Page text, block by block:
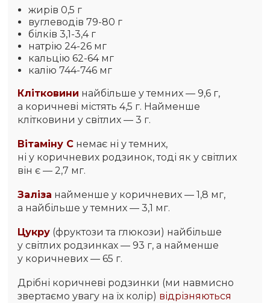
жирів 0,5 г
вуглеводів 79-80 г
білків 3,1-3,4 г
натрію 24-26 мг
кальцію 62-64 мг
калію 744-746 мг
Клітковини найбільше у темних — 9,6 г,
а коричневі містять 4,5 г. Найменше
клітковини у світлих — 3 г.
Вітаміну С немає ні у темних,
ні у коричневих родзинок, тоді як у світлих
він є — 2,7 мг.
Заліза найменше у коричневих — 1,8 мг,
а найбільше у темних — 3,1 мг.
Цукру (фруктози та глюкози) найбільше
у світлих родзинках — 93 г, а найменше
у коричневих — 65 г.
Дрібні коричневі родзинки (ми навмисно
звертаємо увагу на їх колір) відрізняються